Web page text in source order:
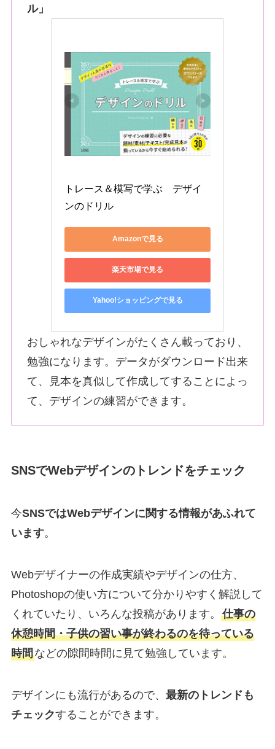
ル」
トレース＆模写で学ぶ　デザイ
ンのドリル
Amazonで見る
楽天市場で見る
Yahoo!ショッピングで見る
おしゃれなデザインがたくさん載っており、
勉強になります。データがダウンロード出来
て、見本を真似して作成してすることによっ
て、デザインの練習ができます。
SNSでWebデザインのトレンドをチェック
今SNSではWebデザインに関する情報があふれて
います。
Webデザイナーの作成実績やデザインの仕方、
Photoshopの使い方について分かりやすく解説して
くれていたり、いろんな投稿があります。 仕事の
休憩時間・子供の習い事が終わるのを待っている
時間などの隙間時間に見て勉強しています。
デザインにも流行があるので、 最新のトレンドも
チェックすることができます。